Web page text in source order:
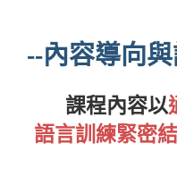
--內容導向
課程內容以
語言訓練緊密